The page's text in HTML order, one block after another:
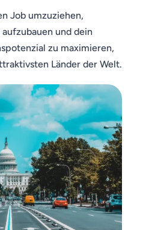
Job umzuziehen,
und dein
zu maximieren,
Länder der Welt.